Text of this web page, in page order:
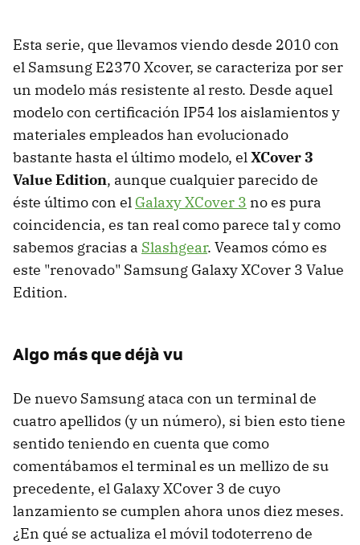
Esta serie, que llevamos viendo desde 2010 con
el Samsung E2370 Xcover, se caracteriza por ser
un modelo más resistente al resto. Desde aquel
modelo con certificación IP54 los aislamientos y
materiales empleados han evolucionado
bastante hasta el último modelo, elXCover 3
Value Edition, aunque cualquier parecido de
éste último con el Galaxy XCover 3 no es pura
coincidencia, es tan real como parece tal y como
sabemos gracias a Slashgear. Veamos cómo es
este "renovado" Samsung Galaxy XCover 3 Value
Edition.
Algo más que déjà vu
De nuevo Samsung ataca con un terminal de
cuatro apellidos (y un número), si bien esto tiene
sentido teniendo en cuenta que como
comentábamos el terminal es un mellizo de su
precedente, el Galaxy XCover 3 de cuyo
lanzamiento se cumplen ahora unos diez meses.
¿En qué se actualiza el móvil todoterreno de